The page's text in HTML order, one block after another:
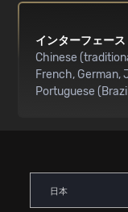
インターフェース
Chinese
French German
Portuguese
日本